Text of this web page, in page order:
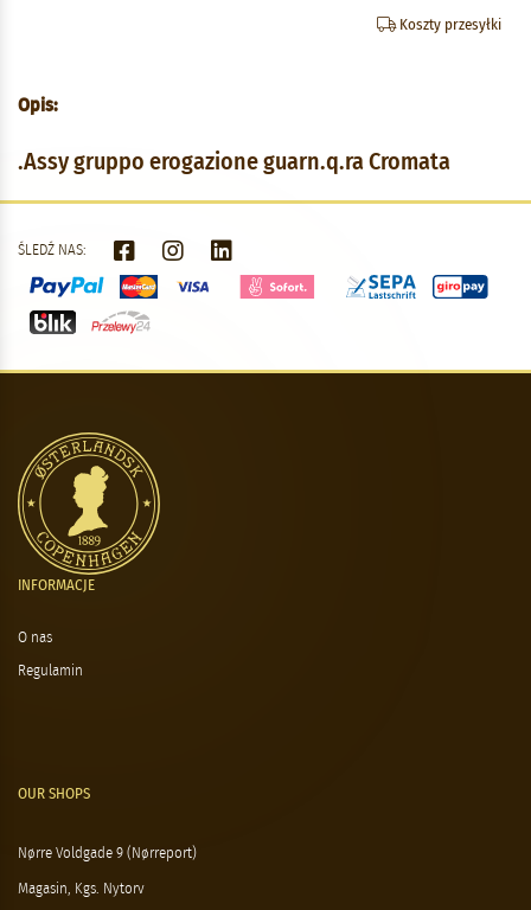
Koszty przesyłki
Opis:
.Assy gruppo erogazione guarn.q.ra Cromata
ŚLEDŹ NAS:
INFORMACJE
O nas
Regulamin
OUR SHOPS
Nørre Voldgade 9 (Nørreport)
Magasin, Kgs. Nytorv